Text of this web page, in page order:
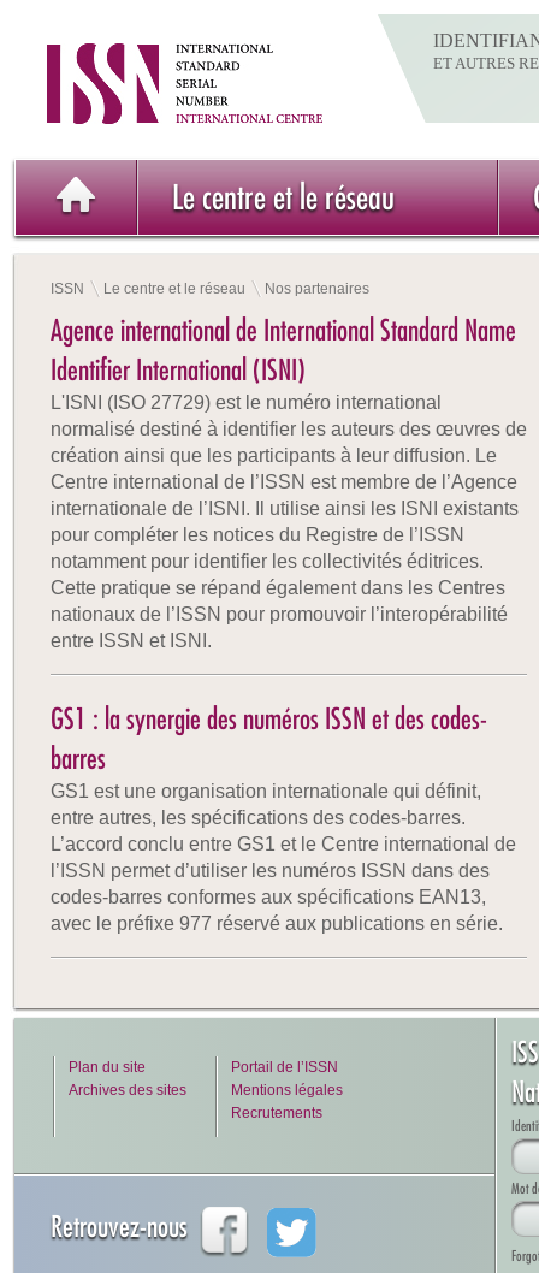
ET AUTRES
Le centre et le réseau
ISSN Le centre et le réseau Nos partenaires
Agence international de International Standard Name
Identifier International (ISNI)
L'ISNI (ISO 27729) est le numéro international
normalisé destiné à identifier les auteurs des œuvres de
création ainsi que les participants à leur diffusion. Le
Centre international de l’ISSN est membre de l’Agence
internationale de l’ISNI. Il utilise ainsi les ISNI existants
pour compléter les notices du Registre de l’ISSN
notamment pour identifier les collectivités éditrices.
Cette pratique se répand également dans les Centres
nationaux de l’ISSN pour promouvoir l’interopérabilité
entre ISSN et ISNI.
GS1 : la synergie des numéros ISSN et des codes-
barres
GS1 est une organisation internationale qui définit,
entre autres, les spécifications des codes-barres.
L’accord conclu entre GS1 et le Centre international de
l’ISSN permet d’utiliser les numéros ISSN dans des
codes-barres conformes aux spécifications EAN13,
avec le préfixe 977 réservé aux publications en série.
Plan du site
Archives des sites
Portail de l’ISSN
Mentions légales
Recrutements
Retrouvez-nous
Mot